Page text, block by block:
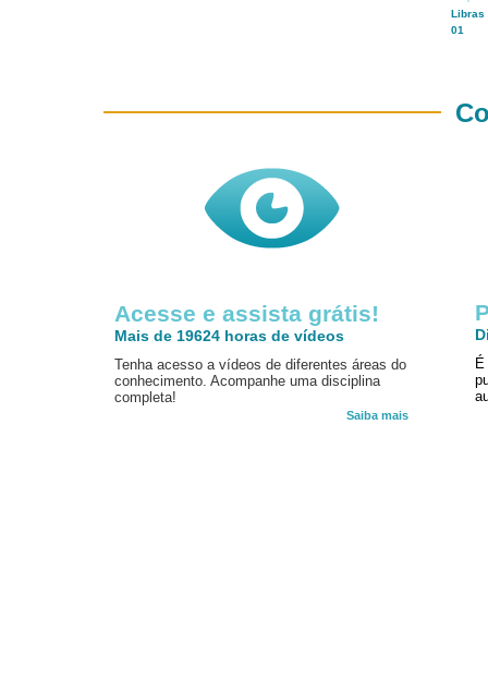
Libras
01
Acesse e assista grátis!
Mais de 19624 horas de vídeos
Tenha acesso a vídeos de diferentes áreas do
conhecimento. Acompanhe uma disciplina
completa!
Saiba mais